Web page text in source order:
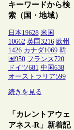
キーワードから検
索（国・地域）
日本19628 米国
10662 英国 3216 欧州
1426 カナダ1069 韓
国 950 フランス 720
ドイツ681 中国 638
オーストラリア599
続きを見る
「カレントアウェ
アネス-R」新着記